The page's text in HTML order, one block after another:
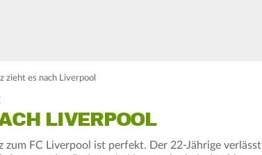
zieht es nach Liverpool
LIVERPOOL
FC Liverpool ist perfekt. Der 22-Jährige verlässt